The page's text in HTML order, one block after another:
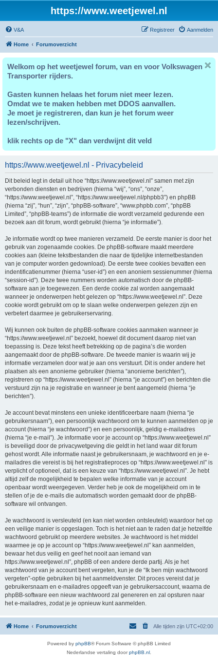
https://www.weetjewel.nl
V&A Aanmelden
Registreer
Home Forumoverzicht
Welkom op het weetjewel forum, van en voor Volkswagen
Transporter rijders.
Gasten kunnen helaas het forum niet meer lezen.
Omdat we te maken hebben met DDOS aanvallen.
Je moet je registreren, dan kun je het forum weer
lezen/schrijven.
klik rechts op de "X" dan verdwijnt dit veld
https://www.weetjewel.nl - Privacybeleid
Dit beleid legt in detail uit hoe “https://www.weetjewel.nl” samen met zijn
verbonden diensten en bedrijven (hierna “wij”, “ons”, “onze”,
“https://www.weetjewel.nl”, “https://www.weetjewel.nl/phpbb3”) en phpBB
(hierna “zij”, “hun”, “zijn”, “phpBB-software”, “www.phpbb.com”, “phpBB
Limited”, “phpBB-teams”) de informatie die wordt verzameld gedurende een
bezoek aan dit forum, wordt gebruikt (hierna “je informatie”).
Je informatie wordt op twee manieren verzameld. De eerste manier is door het
gebruik van zogenaamde cookies. De phpBB-software maakt meerdere
cookies aan (kleine tekstbestanden die naar de tijdelijke internetbestanden
van je computer worden gedownload). De eerste twee cookies bevatten een
indentificatienummer (hierna “user-id”) en een anoniem sessienummer (hierna
“session-id”). Deze twee nummers worden automatisch door de phpBB-
software aan je toegewezen. Een derde cookie zal worden aangemaakt
wanneer je onderwerpen hebt gelezen op “https://www.weetjewel.nl”. Deze
cookie wordt gebruikt om op te slaan welke onderwerpen gelezen zijn en
verbetert daarmee je gebruikerservaring.
Wij kunnen ook buiten de phpBB-software cookies aanmaken wanneer je
“https://www.weetjewel.nl” bezoekt, hoewel dit document daarop niet van
toepassing is. Deze tekst heeft betrekking op de pagina’s die worden
aangemaakt door de phpBB-software. De tweede manier is waarin wij je
informatie verzamelen door wat je aan ons verstuurt. Dit is onder andere het
plaatsen als een anonieme gebruiker (hierna “anonieme berichten”),
registreren op “https://www.weetjewel.nl” (hierna “je account”) en berichten die
verstuurd zijn na je registratie en wanneer je bent aangemeld (hierna “je
berichten”).
Je account bevat minstens een unieke identificeerbare naam (hierna “je
gebruikersnaam”), een persoonlijk wachtwoord om te kunnen aanmelden op je
account (hierna “je wachtwoord”) en een persoonlijk, geldig e-mailadres
(hierna “je e-mail”). Je informatie voor je account op “https://www.weetjewel.nl”
is beveiligd door de privacywetgeving die geldt in het land waar dit forum
gehost wordt. Alle informatie naast je gebruikersnaam, je wachtwoord en je e-
mailadres die vereist is bij het registratieproces op “https://www.weetjewel.nl” is
verplicht of optioneel, dat is een keuze van “https://www.weetjewel.nl”. Je hebt
altijd zelf de mogelijkheid te bepalen welke informatie van je account
openbaar wordt weergegeven. Verder heb je ook de mogelijkheid om in te
stellen of je de e-mails die automatisch worden gemaakt door de phpBB-
software wil ontvangen.
Je wachtwoord is versleuteld (en kan niet worden ontsleuteld) waardoor het op
een veilige manier is opgeslagen. Toch is het niet aan te raden dat je hetzelfde
wachtwoord gebruikt op meerdere websites. Je wachtwoord is het middel
waarmee je op je account op “https://www.weetjewel.nl” kan aanmelden,
bewaar het dus veilig en geef het nooit aan iemand van
https://www.weetjewel.nl”, phpBB of een andere derde partij. Als je het
wachtwoord van je account bent vergeten, kun je de “Ik ben mijn wachtwoord
vergeten”-optie gebruiken bij het aanmeldvenster. Dit proces vereist dat je
gebruikersnaam en e-mailadres opgeeft van je gebruikersaccount, waarna de
phpBB-software een nieuw wachtwoord zal genereren en zal opsturen naar
het e-mailadres, zodat je je opnieuw kunt aanmelden.
Home Forumoverzicht Alle tijden zijn UTC+02:00
Powered by phpBB® Forum Software © phpBB Limited
Nederlandse vertaling doorphpBB.nl